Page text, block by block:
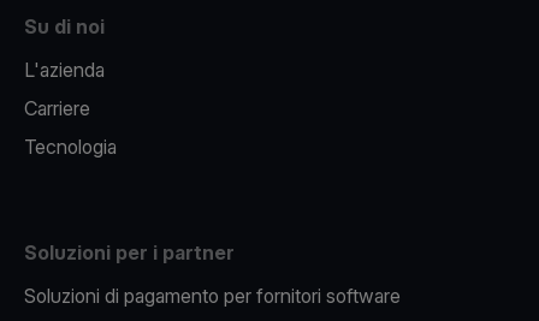
Su di noi
L'azienda
Carriere
Tecnologia
Soluzioni per i partner
Soluzioni di pagamento per fornitori software